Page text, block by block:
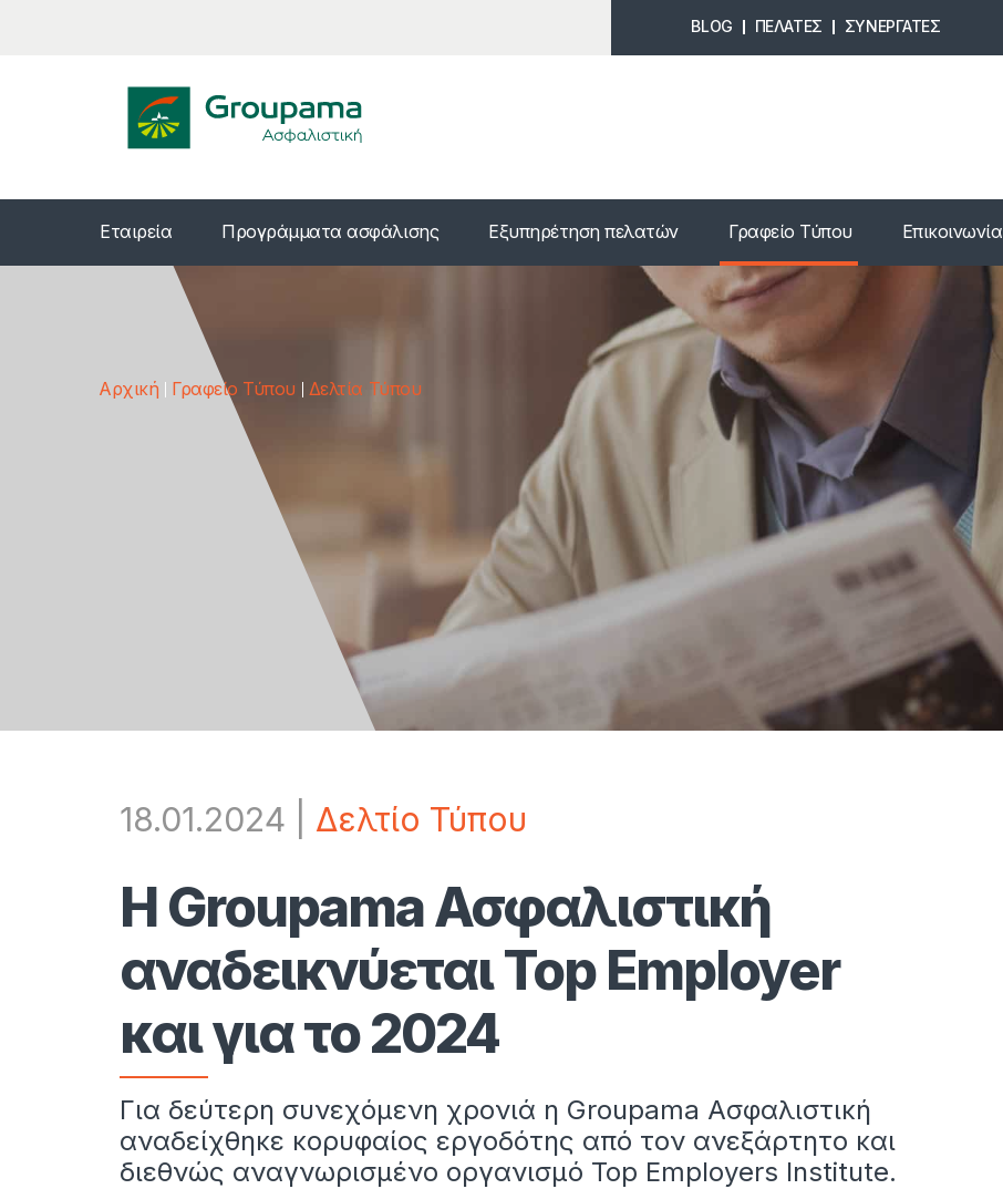
BLOG ΠΕΛΑΤΕΣ ΣΥΝΕΡΓΑΤΕΣ
Εταιρεία Προγράμματα ασφάλισης Εξυπηρέτηση πελατών Γραφείο Τύπου Επικοινωνία
Αρχική Γραφείο Τύπου Δελτία Τύπου
18.01.2024 Δελτίο Τύπου
Η Groupama Ασφαλιστική
αναδεικνύεται Top Employer
και για το 2024
Για δεύτερη συνεχόμενη χρονιά η Groupama Ασφαλιστική
αναδείχθηκε κορυφαίος εργοδότης από τον ανεξάρτητο και
διεθνώς αναγνωρισμένο οργανισμό Top Employers Institute.